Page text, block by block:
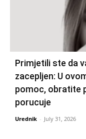
Primjetili ste da
zacepljen: U
pomoc, obratite
porucuje
Urednik - July 31, 2026